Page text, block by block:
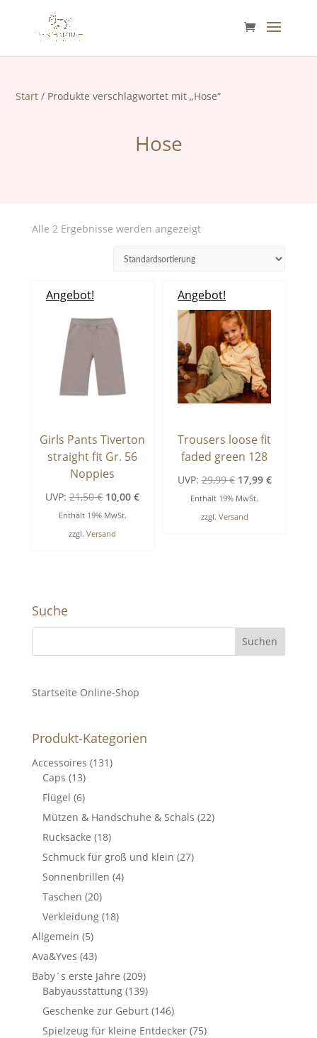
Start / Produkte verschlagwortet mit „Hose“
Hose
Suche
Startseite Online-Shop
Produkt-Kategorien
Accessoires (131)
Caps (13)
Flügel (6)
Mützen & Handschuhe & Schals (22)
Rucksäcke (18)
Schmuck für groß und klein (27)
Sonnenbrillen (4)
Taschen (20)
Verkleidung (18)
Allgemein (5)
Ava&Yves (43)
Baby´s erste Jahre (209)
Babyausstattung (139)
Geschenke zur Geburt (146)
Spielzeug für kleine Entdecker (75)
Alle 2 Ergebnisse werden angezeigt
Angebot!
Girls Pants Tiverton
straight fit Gr. 56
Noppies
UVP: 21,50€ Ursprünglicher
Preis
war:
10,00€Aktueller
Enthält 19% MwSt.
zzgl.Versand
Angebot!
Trousers loose fit
faded green 128
UVP: 29,99€ Ursprünglicher
Preis
war:
17,99 €Aktueller
Enthält 19% MwSt.
zzgl. Versand